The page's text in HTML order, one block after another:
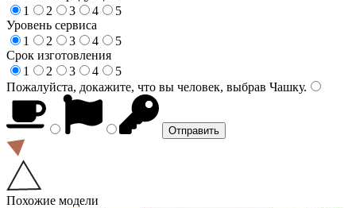
1
2 3 4
5
Уровень сервиса
1
2 3 4
5
Срок изготовления
1
2 3 4
5
Пожалуйста, докажите, что вы человек, выбрав Чашку.
Похожие модели